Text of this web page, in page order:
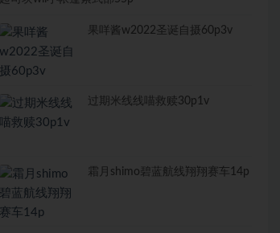
果咩酱w2022圣诞自摄60p3v
过期米线线喵救赎30p1v
霜月shimo碧蓝航线翔翔赛车14p